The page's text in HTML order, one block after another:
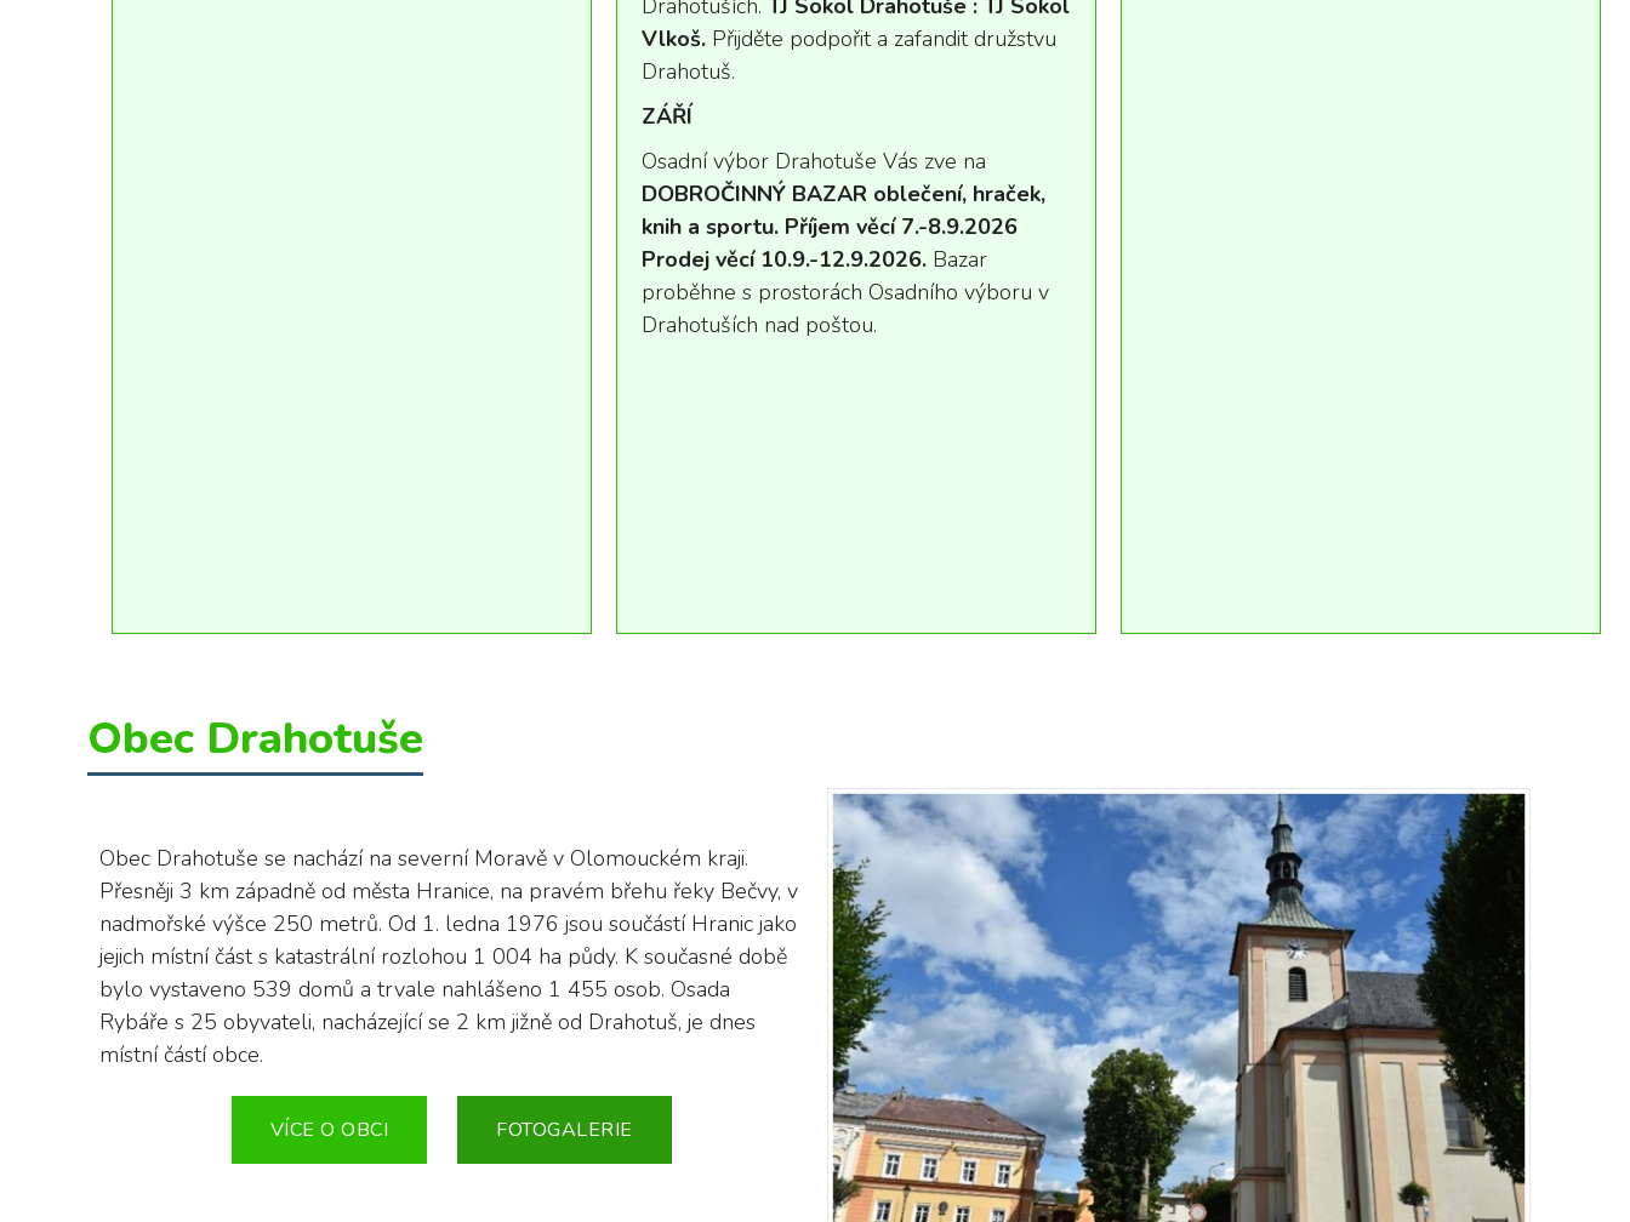
Drahotuších. TJ Sokol Drahotuše : TJ Sokol
Vlkoš. Přijděte podpořit a zafandit družstvu
Drahotuš.
ZÁŘÍ
Osadní výbor Drahotuše Vás zve na
DOBROČINNÝ BAZAR oblečení, hraček,
knih a sportu. Příjem věcí 7.-8.9.2026
Prodej věcí 10.9.-12.9.2026. Bazar
proběhne s prostorách Osadního výboru v
Drahotuších nad poštou.
Obec Drahotuše
Obec Drahotuše se nachází na severní Moravě v Olomouckém kraji.
Přesněji 3 km západně od města Hranice, na pravém břehu řeky Bečvy, v
nadmořské výšce 250 metrů. Od 1. ledna 1976 jsou součástí Hranic jako
jejich místní část s katastrální rozlohou 1 004 ha půdy. K současné době
bylo vystaveno 539 domů a trvale nahlášeno 1 455 osob. Osada
Rybáře s 25 obyvateli, nacházející se 2 km jižně od Drahotuš, je dnes
místní částí obce.
VÍCE O OBCI FOTOGALERIE